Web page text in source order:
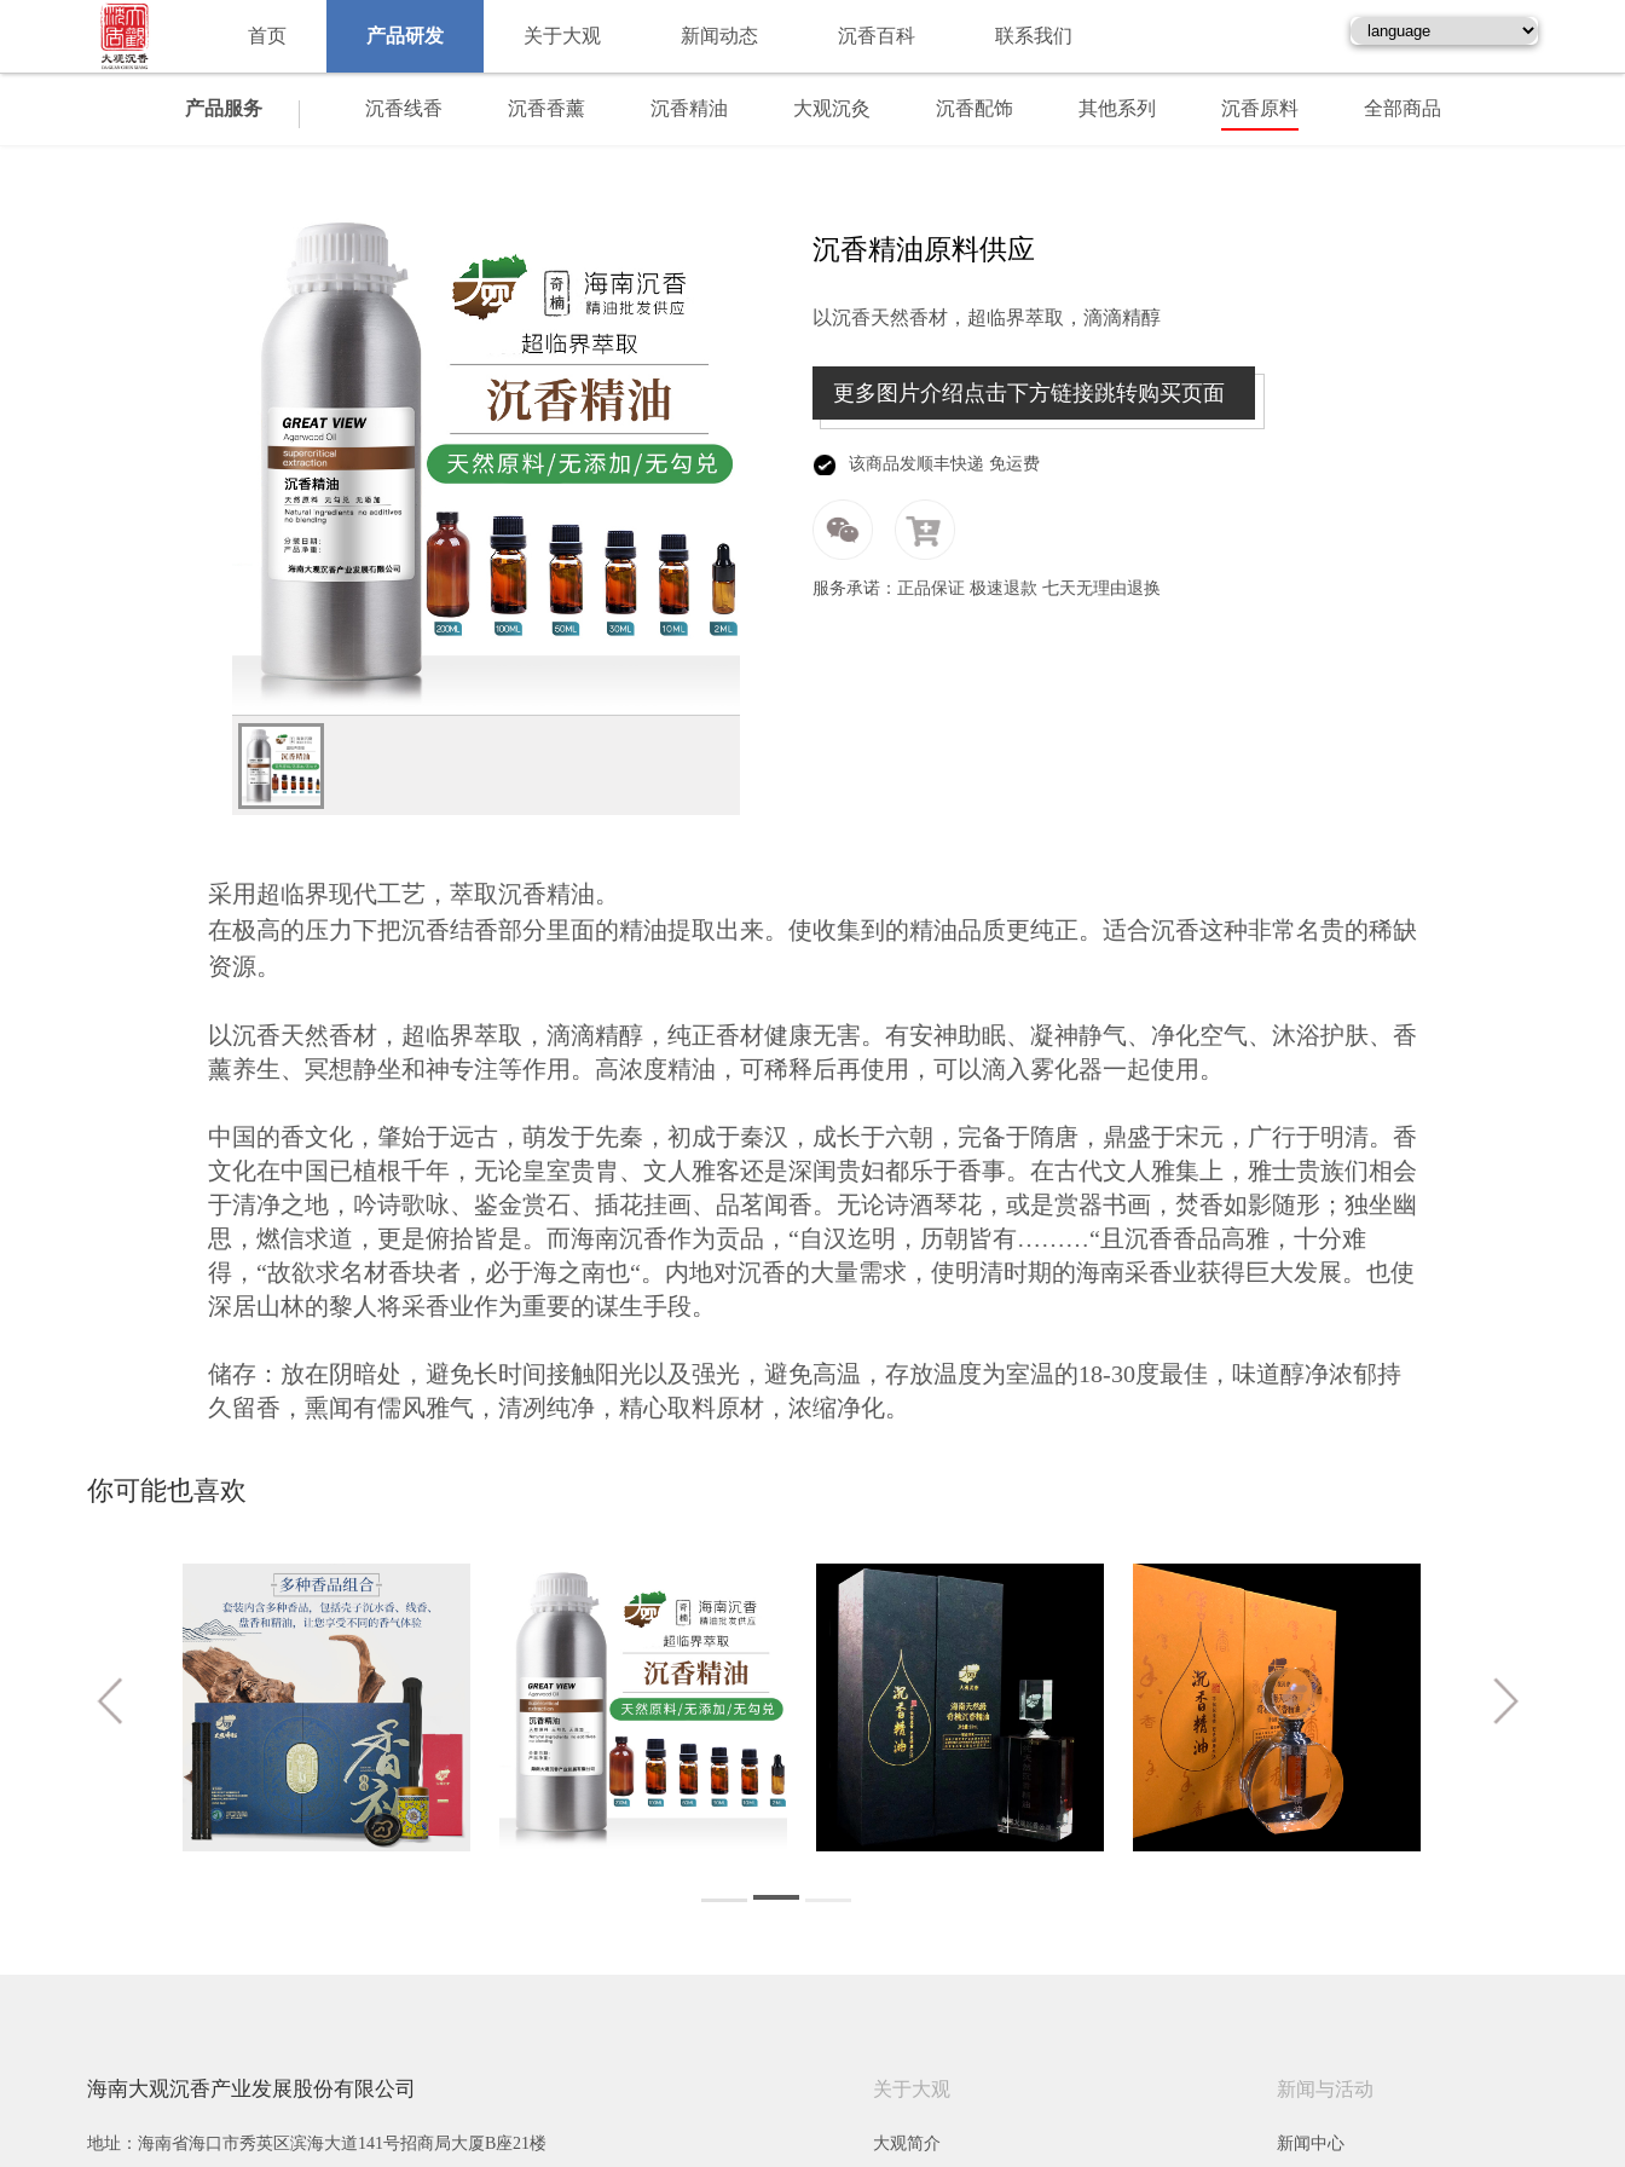
首页 产品研发 关于大观 新闻动态 沉香百科 联系我们
产品服务 沉香线香 沉香香薰 沉香精油 大观沉灸 沉香配饰 其他系列 沉香原料 全部商品
沉香精油原料供应
以沉香天然香材，超临界萃取，滴滴精醇
更多图片介绍点击下方链接跳转购买页面
该商品发顺丰快递 免运费
服务承诺：正品保证 极速退款 七天无理由退换
采用超临界现代工艺，萃取沉香精油。
在极高的压力下把沉香结香部分里面的精油提取出来。使收集到的精油品质更纯正。适合沉香这种非常名贵的稀缺
资源。
以沉香天然香材， 超临界萃取，滴滴精醇，纯正香材健康无害。有安神助眠、凝神静气、净化空气、沐浴护肤、香
薰养生、冥想静坐和神专注等作用。高浓度精油，可稀释后再使用，可以滴入雾化器一起使用。
中国的香文化，肇始于远古，萌发于先秦，初成于秦汉，成长于六朝，完备于隋唐，鼎盛于宋元，广行于明清。香
文化在中国已植根千年，无论皇室贵胄、文人雅客还是深闺贵妇都乐于香事。在古代文人雅集上，雅士贵族们相会
于清净之地，吟诗歌咏、鉴金赏石、插花挂画、品茗闻香。无论诗酒琴花，或是赏器书画，焚香如影随形；独坐幽
思，燃信求道，更是俯拾皆是。 而海南沉香作为贡品，“自汉迄明，历朝皆有………“ 且沉香香品高雅，十分难
得，“故欲求名材香块者，必于海之南也“。内地对沉香的大量需求，使明清时期的海南采香业获得巨大发展。也使
深居山林的黎人将采香业作为重要的谋生手段。
储存：放在阴暗处，避免长时间接触阳光以及强光，避免高温，存放温度为室温的18-30度最佳，味道醇净浓郁持
久留香，熏闻有儒风雅气，清冽纯净，精心取料原材，浓缩净化。
你可能也喜欢
海南大观沉香产业发展股份有限公司
地址：海南省海口市秀英区滨海大道141号招商局大厦B座21楼
关于大观
大观简介
新闻与活动
新闻中心